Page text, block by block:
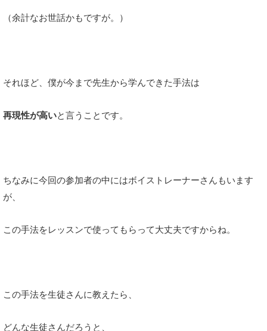
（余計なお世話かもですが。）
それほど、僕が今まで先生から学んできた手法は
再現性が高いと言うことです。
ちなみに今回の参加者の中にはボイストレーナーさんもいます
が、
この手法をレッスンで使ってもらって大丈夫ですからね。
この手法を生徒さんに教えたら、
どんな生徒さんだろうと、